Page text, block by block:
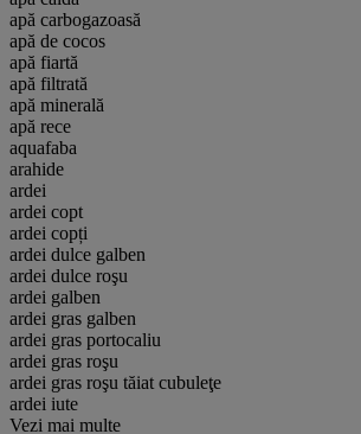
apă carbogazoasă
apă de cocos
apă fiartă
apă filtrată
apă minerală
apă rece
aquafaba
arahide
ardei
ardei copt
ardei copți
ardei dulce galben
ardei dulce roşu
ardei galben
ardei gras galben
ardei gras portocaliu
ardei gras roşu
ardei gras roşu tăiat cubuleţe
ardei iute
Vezi mai multe